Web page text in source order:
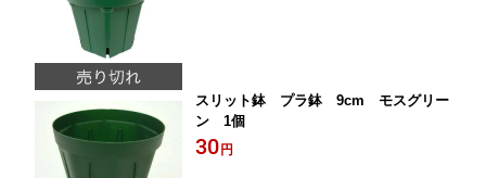
スリット鉢 プラ鉢 9cm モスグリー
ン 1個
30 円